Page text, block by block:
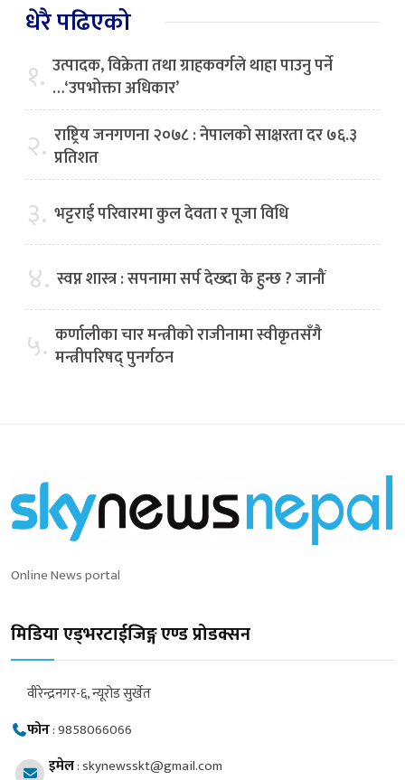
धेरै पढिएको
१. उत्पादक, विक्रेता तथा ग्राहकवर्गले थाहा पाउनु पर्ने
…‘उपभोक्ता अधिकार’
२. राष्ट्रिय जनगणना २०७८ : नेपालको साक्षरता दर ७६.३
प्रतिशत
३. भट्टराई परिवारमा कुल देवता र पूजा विधि
४. स्वप्न शास्त्र : सपनामा सर्प देख्दा के हुन्छ ? जानौं
५. कर्णालीका चार मन्त्रीको राजीनामा स्वीकृतसँगै
मन्त्रीपरिषद् पुनर्गठन
Online News portal
मिडिया एड्भरटाईजिङ्ग एण्ड प्रोडक्सन
वीरेन्द्रनगर-६, न्यूरोड सुर्खेत
फोन:9858066066
इमेल:skynewsskt@gmail.com